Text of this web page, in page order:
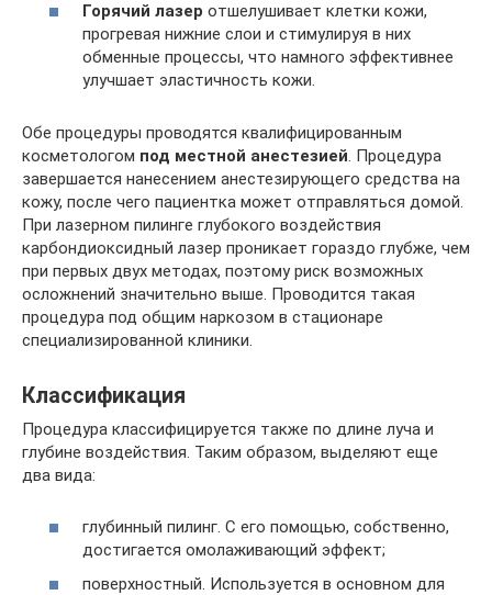
Горячий лазер отшелушивает клетки кожи,
прогревая нижние слои и стимулируя в них
обменные процессы, что намного эффективнее
улучшает эластичность кожи.
Обе процедуры проводятся квалифицированным
косметологом под местной анестезией. Процедура
завершается нанесением анестезирующего средства на
кожу, после чего пациентка может отправляться домой.
При лазерном пилинге глубокого воздействия
карбондиоксидный лазер проникает гораздо глубже, чем
при первых двух методах, поэтому риск возможных
осложнений значительно выше. Проводится такая
процедура под общим наркозом в стационаре
специализированной клиники.
Классификация
Процедура классифицируется также по длине луча и
глубине воздействия. Таким образом, выделяют еще
два вида:
глубинный пилинг. С его помощью, собственно,
достигается омолаживающий эффект;
поверхностный. Используется в основном для